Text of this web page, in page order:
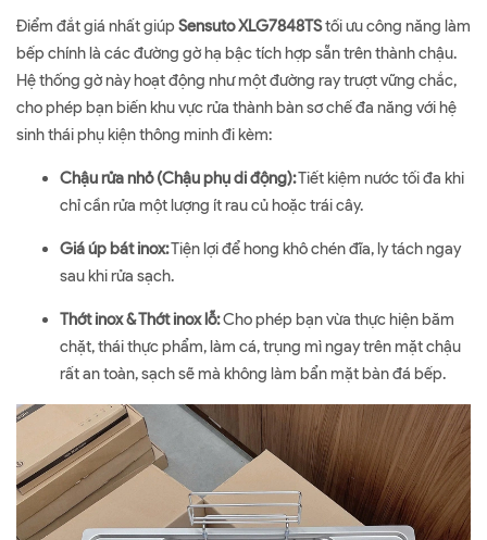
Điểm đắt giá nhất giúp Sensuto XLG7848TStối ưu công năng làm
bếp chính là các đường gờ hạ bậc tích hợp sẵn trên thành chậu.
Hệ thống gờ này hoạt động như một đường ray trượt vững chắc,
cho phép bạn biến khu vực rửa thành bàn sơ chế đa năng với hệ
sinh thái phụ kiện thông minh đi kèm:
Chậu rửa nhỏ (Chậu phụ di động):Tiết kiệm nước tối đa khi
chỉ cần rửa một lượng ít rau củ hoặc trái cây.
Giá úp bát inox:Tiện lợi để hong khô chén đĩa, ly tách ngay
sau khi rửa sạch.
Thớt inox & Thớt inox lỗ:Cho phép bạn vừa thực hiện băm
chặt, thái thực phẩm, làm cá, trụng mì ngay trên mặt chậu
rất an toàn, sạch sẽ mà không làm bẩn mặt bàn đá bếp.